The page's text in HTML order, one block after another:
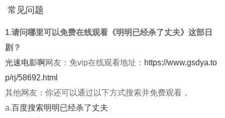
常见问题
1.请问哪里可以免费在线观看《明明已经杀了丈夫》这部日
剧？
光速电影啊网友：免vip在线观看地址： https://www.gsdya.to
p/rj/58692.html
其他网友：你还可以通过以下方式搜索并免费观看，
a.百度搜索明明已经杀了丈夫